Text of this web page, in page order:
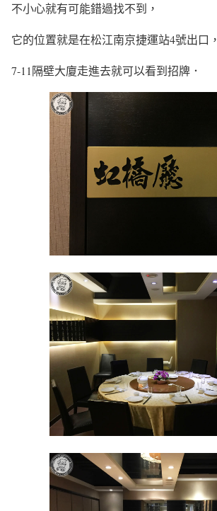
不小心就有可能錯過找不到，
它的位置就是在松江南京捷運站4號出口，
7-11隔壁大廈走進去就可以看到招牌．